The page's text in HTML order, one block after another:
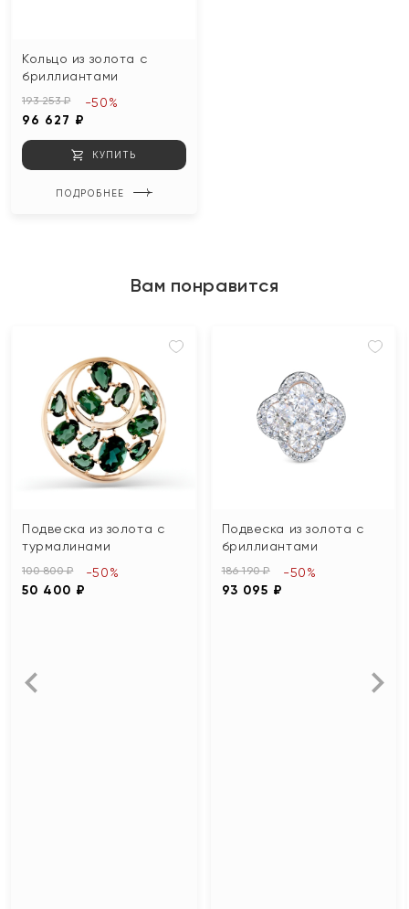
Кольцо из золота с
бриллиантами
193 253 ₽
96 627 ₽
-50%
КУПИТЬ
ПОДРОБНЕЕ
Вам понравится
Подвеска из золота с
турмалинами
100 800 ₽
50 400 ₽
-50%
Подвеска из золота с
бриллиантами
186 190 ₽
93 095 ₽
-50%